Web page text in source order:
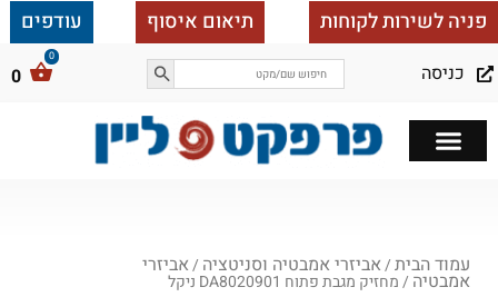
פניה לשירות לקוחות תיאום איסוף עודפים
0 כניסה
עמוד הבית/אביזרי אמבטיה וסניטציה /אביזרי
אמבטיה / מחזיק מגבת פתוח DA8020901 ניקל